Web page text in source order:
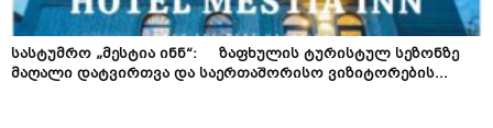
სასტუმრო „მესტია ინნ“: ზაფხულის ტურისტულ სეზონზე
მაღალი დატვირთვა და საერთაშორისო ვიზიტორების...